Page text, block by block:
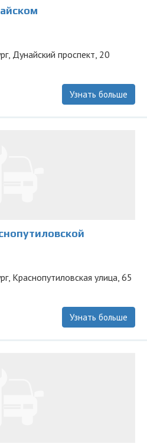
Дунайский проспект, 20
Узнать больше
Краснопутиловская улица, 65
Узнать больше